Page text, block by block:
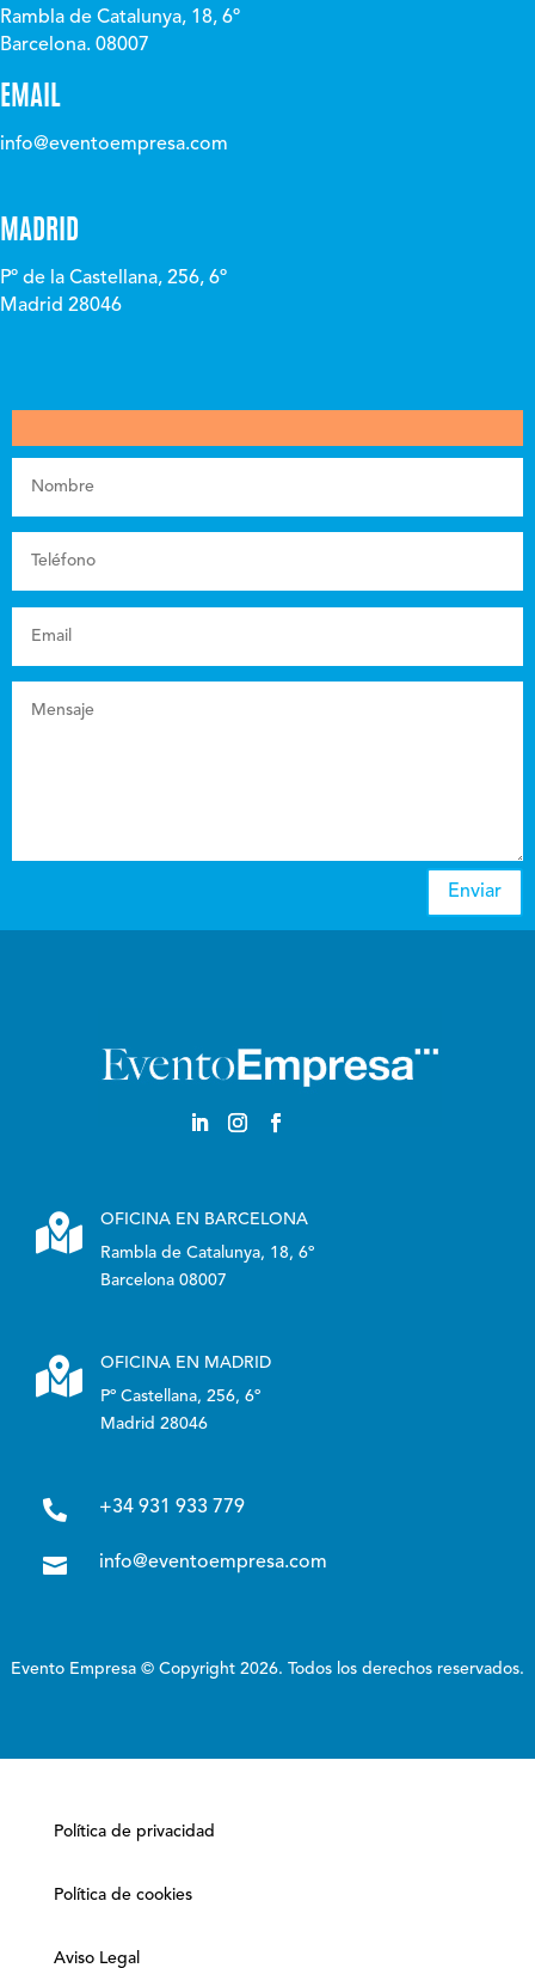
Rambla de Catalunya, 18, 6º
Barcelona. 08007
EMAIL
info@eventoempresa.com
MADRID
Pº de la Castellana, 256, 6º
Madrid 28046
Enviar

OFICINA EN BARCELONA
Rambla de Catalunya, 18, 6º
Barcelona 08007

OFICINA EN MADRID
Pº Castellana, 256, 6º
Madrid 28046
 +34 931 933 779
 info@eventoempresa.com
Evento Empresa © Copyright 2026. Todos los derechos reservados.
Política de privacidad
Política de cookies
Aviso Legal